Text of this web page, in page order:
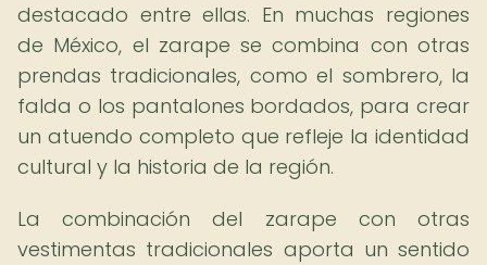
destacado entre ellas. En muchas regiones
de México, el zarape se combina con otras
prendas tradicionales, como el sombrero, la
falda o los pantalones bordados, para crear
un atuendo completo que refleje la identidad
cultural y la historia de la región.
La combinación del zarape con otras
vestimentas tradicionales aporta un sentido